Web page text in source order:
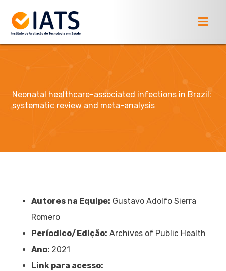
Neonatal healthcare-associated infections in Brazil:
systematic review and meta-analysis
Autores na Equipe: Gustavo Adolfo Sierra
Romero
Períodico/Edição: Archives of Public Health
Ano: 2021
Link para acesso: